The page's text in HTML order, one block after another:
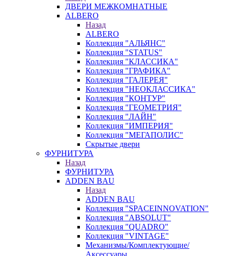
ДВЕРИ МЕЖКОМНАТНЫЕ
ALBERO
Назад
ALBERO
Коллекция "АЛЬЯНС"
Коллекция "STATUS"
Коллекция "КЛАССИКА"
Коллекция "ГРАФИКА"
Коллекция "ГАЛЕРЕЯ"
Коллекция "НЕОКЛАССИКА"
Коллекция "КОНТУР"
Коллекция "ГЕОМЕТРИЯ"
Коллекция "ЛАЙН"
Коллекция "ИМПЕРИЯ"
Коллекция "МЕГАПОЛИС"
Скрытые двери
ФУРНИТУРА
Назад
ФУРНИТУРА
ADDEN BAU
Назад
ADDEN BAU
Коллекция "SPACEINNOVATION"
Коллекция "ABSOLUT"
Коллекция "QUADRO"
Коллекция "VINTAGE"
Механизмы/Комплектующие/
Аксессуары